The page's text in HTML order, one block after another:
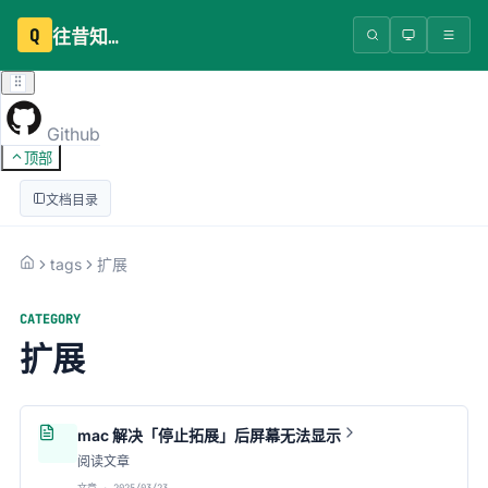
Q 往昔知识库
Github
顶部
文档目录
tags 扩展
CATEGORY
扩展
mac 解决「停止拓展」后屏幕无法显示
阅读文章